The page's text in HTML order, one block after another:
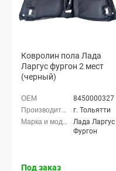
ФЛ Драйв
Актив седан,
лифтбек,
Datsun On-
Рестайлинг,
Datsun Mi-Do
Ковролин пола Лада
Ларгус фургон 2 мест
(черный)
8450000327
г. Тольятти
Лада Ларгус
Фургон
Под заказ